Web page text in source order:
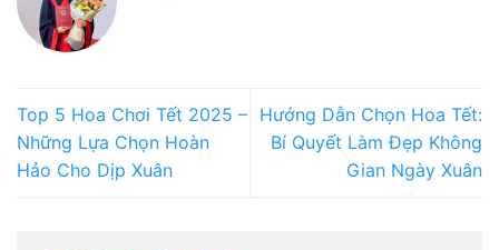
Top 5 Hoa Chơi Tết 2025 –
Những Lựa Chọn Hoàn
Hảo Cho Dịp Xuân
Hướng Dẫn Chọn Hoa Tết:
Bí Quyết Làm Đẹp Không
Gian Ngày Xuân